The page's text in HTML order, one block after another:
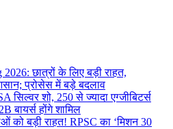
छात्रों के लिए बड़ी राहत,
प्रोसेस में बड़े बदलाव
सिल्वर शो, 250 से ज्यादा एग्जीबिटर्स
बायर्स होंगे शामिल
को बड़ी राहत! RPSC का ‘मिशन 30